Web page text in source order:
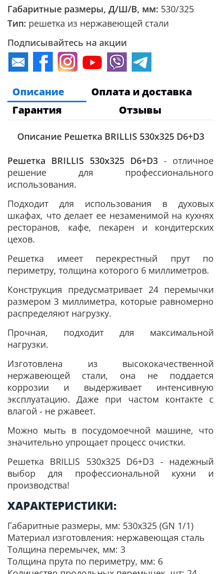
Габаритные размеры, Д/Ш/В, мм: 530/325
Тип: решетка из нержавеющей стали
Подписывайтесь на акции
Описание
Оплата и доставка
Гарантия
Отзывы
Описание Решетка BRILLIS 530х325 D6+D3
Решетка BRILLIS 530х325 D6+D3 - отличное
решение для профессионального
использования.
Подходит для использования в духовых
шкафах, что делает ее незаменимой на кухнях
ресторанов, кафе, пекарен и кондитерских
цехов.
Решетка имеет перекрестный прут по
периметру, толщина которого 6 миллиметров.
Конструкция предусматривает 24 перемычки
размером 3 миллиметра, которые равномерно
распределяют нагрузку.
Прочная, подходит для максимальной
нагрузки.
Изготовлена из высококачественной
нержавеющей стали, она не поддается
коррозии и выдерживает интенсивную
эксплуатацию. Даже при частом контакте с
влагой - не ржавеет.
Можно мыть в посудомоечной машине, что
значительно упрощает процесс очистки.
Решетка BRILLIS 530х325 D6+D3 - надежный
выбор для профессиональной кухни и
производства!
ХАРАКТЕРИСТИКИ:
Габаритные размеры, мм: 530x325 (GN 1/1)
Материал изготовления: нержавеющая сталь
Толщина перемычек, мм: 3
Толщина прута по периметру, мм: 6